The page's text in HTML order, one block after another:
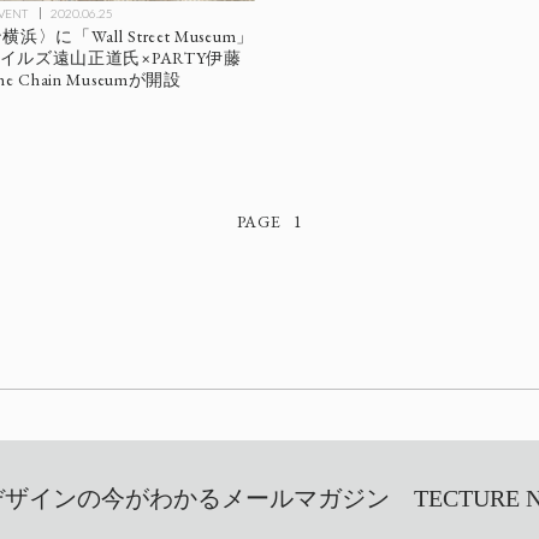
2020.06.25
浜〉に「Wall Street Museum」
ルズ遠山正道氏×PARTY伊藤
Chain Museumが開設
1
インの今がわかるメールマガジン TECTURE